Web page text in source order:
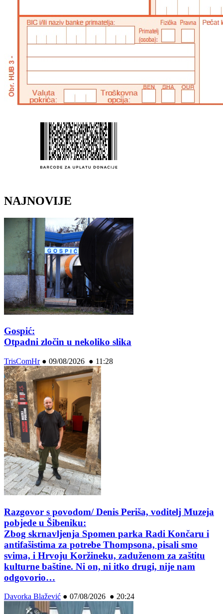
NAJNOVIJE
Gospić:
Otpadni zločin u nekoliko slika
TrisComHr● 09/08/2026 ● 11:28
Razgovor s povodom/ Denis Periša, voditelj Muzeja
pobjede u Šibeniku:
Zbog skrnavljenja Spomen parka Radi Končaru i
antifašistima za potrebe Thompsona, pisali smo
svima, i Hrvoju Koržineku, zaduženom za zaštitu
kulturne baštine. Ni on, ni itko drugi, nije nam
odgovorio…
Davorka Blažević ● 07/08/2026 ● 20:24